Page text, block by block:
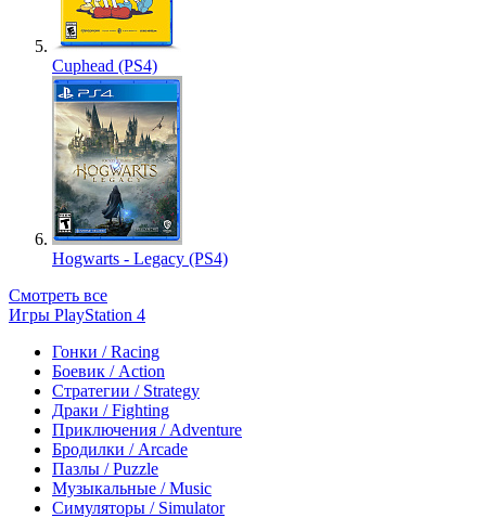
Cuphead (PS4)
Hogwarts - Legacy (PS4)
Смотреть все
Игры PlayStation 4
Гонки / Racing
Боевик / Action
Стратегии / Strategy
Драки / Fighting
Приключения / Adventure
Бродилки / Arcade
Пазлы / Puzzle
Музыкальные / Music
Симуляторы / Simulator